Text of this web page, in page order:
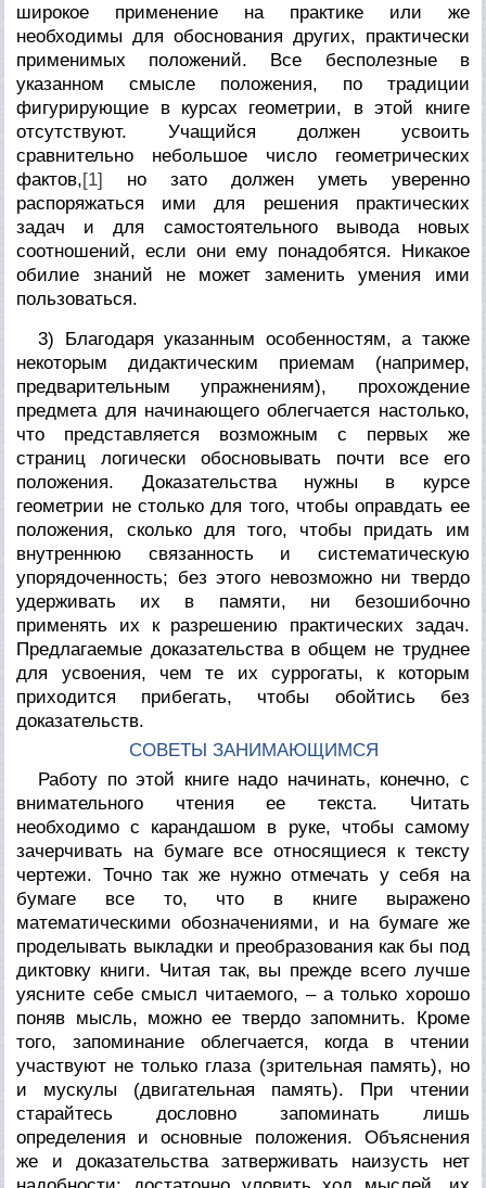
широкое применение на практике или же
необходимы для обоснования других, практически
применимых положений. Все бесполезные в
указанном смысле положения, по традиции
фигурирующие в курсах геометрии, в этой книге
отсутствуют. Учащийся должен усвоить
сравнительно небольшое число геометрических
фактов,[1] но зато должен уметь уверенно
распоряжаться ими для решения практических
задач и для самостоятельного вывода новых
соотношений, если они ему понадобятся. Никакое
обилие знаний не может заменить умения ими
пользоваться.
3) Благодаря указанным особенностям, а также
некоторым дидактическим приемам (например,
предварительным упражнениям), прохождение
предмета для начинающего облегчается настолько,
что представляется возможным с первых же
страниц логически обосновывать почти все его
положения. Доказательства нужны в курсе
геометрии не столько для того, чтобы оправдать ее
положения, сколько для того, чтобы придать им
внутреннюю связанность и систематическую
упорядоченность; без этого невозможно ни твердо
удерживать их в памяти, ни безошибочно
применять их к разрешению практических задач.
Предлагаемые доказательства в общем не труднее
для усвоения, чем те их суррогаты, к которым
приходится прибегать, чтобы обойтись без
доказательств.
СОВЕТЫ ЗАНИМАЮЩИМСЯ
Работу по этой книге надо начинать, конечно, с
внимательного чтения ее текста. Читать
необходимо с карандашом в руке, чтобы самому
зачерчивать на бумаге все относящиеся к тексту
чертежи. Точно так же нужно отмечать у себя на
бумаге все то, что в книге выражено
математическими обозначениями, и на бумаге же
проделывать выкладки и преобразования как бы под
диктовку книги. Читая так, вы прежде всего лучше
уясните себе смысл читаемого, – а только хорошо
поняв мысль, можно ее твердо запомнить. Кроме
того, запоминание облегчается, когда в чтении
участвуют не только глаза (зрительная память), но
и мускулы (двигательная память). При чтении
старайтесь дословно запоминать лишь
определения и основные положения. Объяснения
же и доказательства затверживать наизусть нет